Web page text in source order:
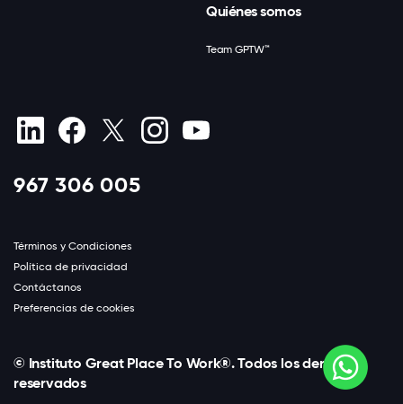
Quiénes somos
Team GPTW™
967 306 005
Términos y Condiciones
Política de privacidad
Contáctanos
Preferencias de cookies
© Instituto Great Place To Work®. Todos los derechos
reservados